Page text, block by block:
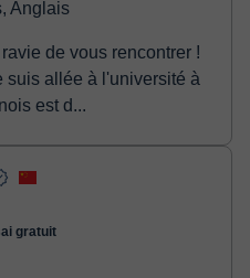
Anglais
de vous rencontrer !
suis allée à l'université à
est d...
gratuit